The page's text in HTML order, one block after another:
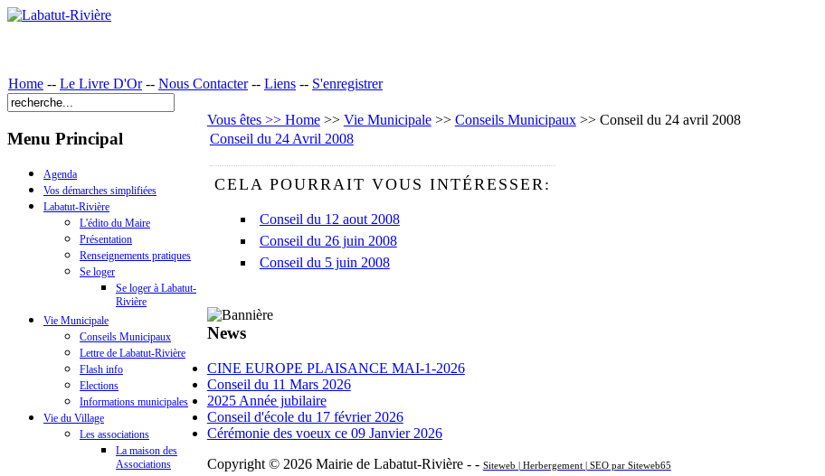
Home -- Le Livre D'Or-- Nous Contacter-- Liens -- S'enregistrer
Menu Principal
Agenda
Vos démarches simplifiées
Labatut-Rivière
L'édito du Maire
Présentation
Renseignements pratiques
Se loger
Se loger à Labatut-
Rivière
Vie Municipale
Conseils Municipaux
Lettre de Labatut-Rivière
Flash info
Elections
Informations municipales
Vie du Village
Les associations
La maison des
Associations
Vous êtes >> Home>> Vie Municipale>> Conseils Municipaux>> Conseil du 24 avril 2008
Conseil du 24 Avril 2008
CELA POURRAIT VOUS INTÉRESSER:
Conseil du 12 aout 2008
Conseil du 26 juin 2008
Conseil du 5 juin 2008
News
CINE EUROPE PLAISANCE MAI-1-2026
Conseil du 11 Mars 2026
2025 Année jubilaire
Conseil d'école du 17 février 2026
Cérémonie des voeux ce 09 Janvier 2026
Copyright © 2026 Mairie de Labatut-Rivière - - Siteweb | Herbergement | SEO par Siteweb65